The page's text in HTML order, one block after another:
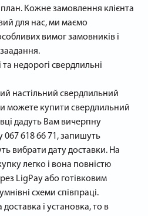
Кожне замовлення клієнта
для нас, ми маємо
вимог замовників і
та недорогі свердлильні
настільний свердлильний
можете купити свердлильний
дадуть Вам вичерпну
067 618 66 71, запишуть
вибрати дату доставки. На
легко і вона повністю
LigPay або готівковим
схеми співпраці.
і установка, то в